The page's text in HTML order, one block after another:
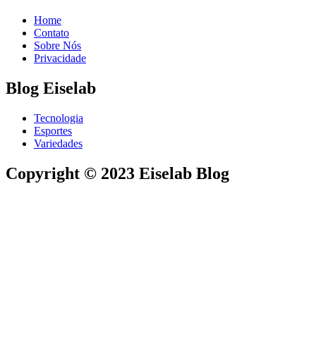
Home
Contato
Sobre Nós
Privacidade
Blog Eiselab
Tecnologia
Esportes
Variedades
Copyright © 2023 Eiselab Blog